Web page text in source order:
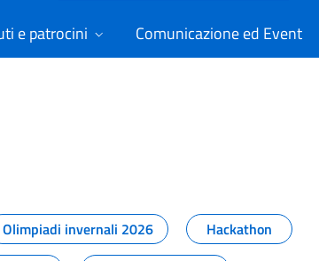
e patrocini Comunicazione ed Eventi
Olimpiadi invernali 2026
Hackathon